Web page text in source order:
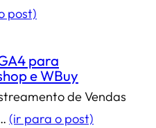
post)
para
e WBuy
de Vendas
(ir para o post)